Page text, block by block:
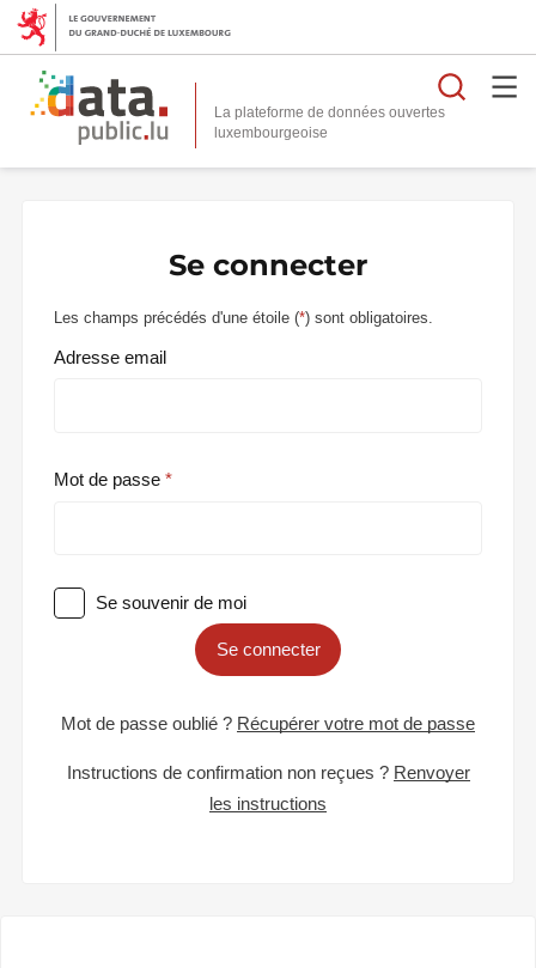
La plateforme de données ouvertes
Se connecter
Les champs précédés d'une étoile (*) sont obligatoires.
Adresse email
Mot de passe
Se souvenir de moi
Se connecter
Mot de passe oublié ? Récupérer votre mot de passe
Instructions de confirmation non reçues ? Renvoyer
les instructions